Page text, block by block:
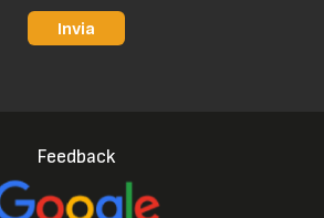
Invia
Feedback